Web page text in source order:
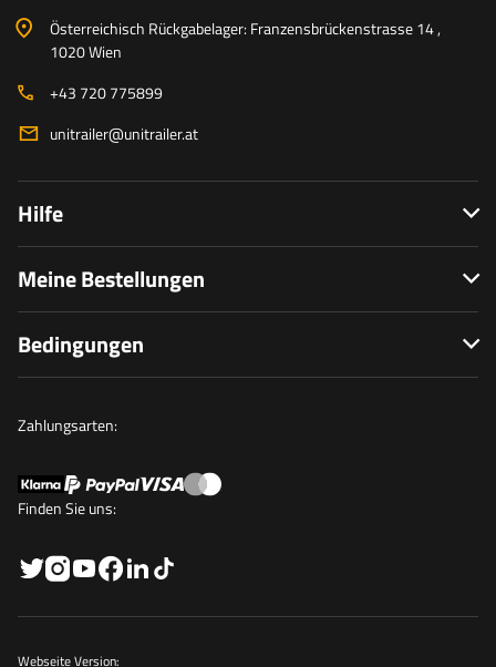
Österreichisch Rückgabelager: Franzensbrückenstrasse 14 ,
1020 Wien
+43 720 775899
unitrailer@unitrailer.at
Hilfe
Meine Bestellungen
Bedingungen
Zahlungsarten:
Finden Sie uns:
Webseite Version: